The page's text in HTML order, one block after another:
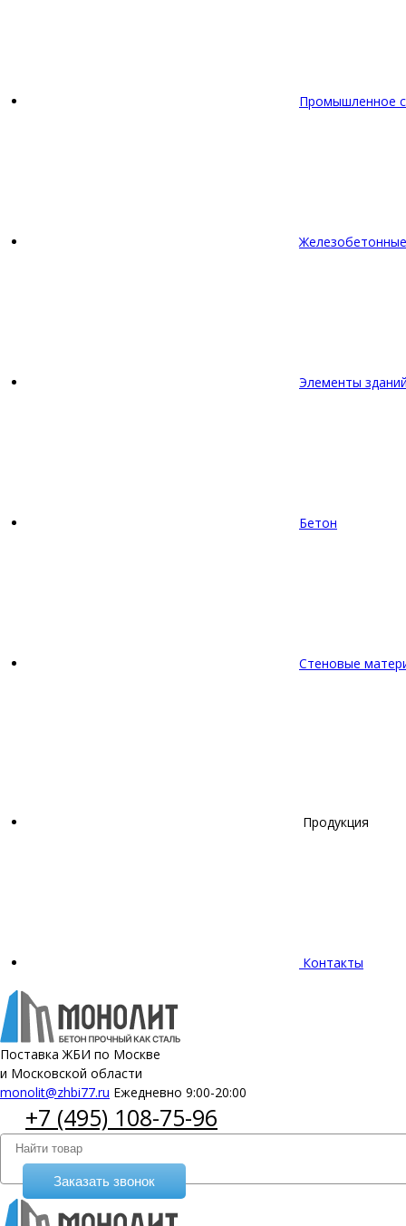
Промышленное
Элементы
Бетон
Стеновые
Продукция
Контакты
Поставка ЖБИ по Москве
и Московской области
monolit@zhbi77.ru Ежедневно 9:00-20:00
+7 (495) 108-75-96
Заказать звонок